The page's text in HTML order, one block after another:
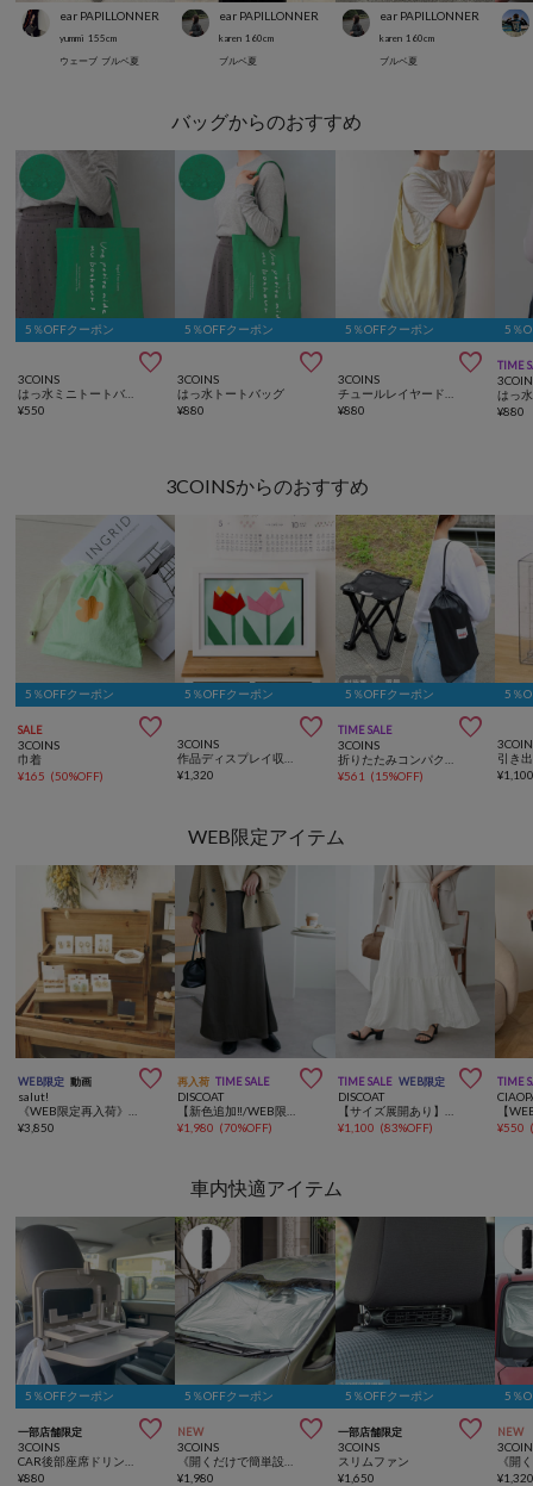
ear PAPILLONNER
yummi 155cm
ウェーブ ブルベ夏
ear PAPILLONNER
karen 160cm
ブルベ夏
ear PAPILLONNER
karen 160cm
ブルベ夏
バッグからのおすすめ
5％OFFクーポン

3COINS
¥550
5％OFFクーポン

3COINS
はっ水トートバッグ
¥880
5％OFFクーポン

3COINS
¥880
5％
TIME
¥880
3COINSからのおすすめ
5％OFFクーポン
SALE 
3COINS
巾着
¥165 (50%OFF)
5％OFFクーポン

3COINS
¥1,320
5％OFFクーポン
TIME SALE 
3COINS
¥561 (15%OFF)
5％
¥
WEB限定アイテム
WEB限定 動画 
salut!
¥3,850
再入荷 TIME SALE 
DISCOAT
¥1,980 (70%OFF)
TIME SALE WEB限定 
DISCOAT
¥1,100 (83%OFF)
TIME
¥550
車内快適アイテム
5％OFFクーポン
一部店舗限定 
3COINS
¥880
5％OFFクーポン
NEW 
3COINS
¥1,980
5％OFFクーポン
一部店舗限定 
3COINS
スリムファン
¥1,650
5％
NEW
¥